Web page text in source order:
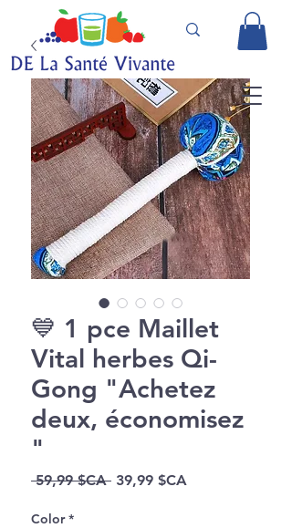
💙 1 pce Maillet
Vital herbes Qi-
Gong "Achetez
deux, économisez
"
59,99 $CA Prix
39,99 $CA
Color *